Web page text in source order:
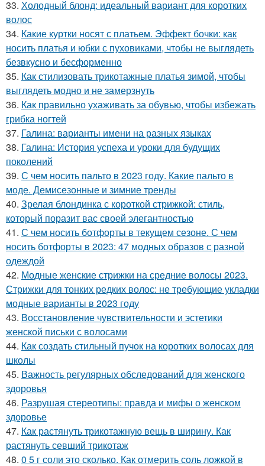
33. Холодный блонд: идеальный вариант для коротких
волос
34. Какие куртки носят с платьем. Эффект бочки: как
носить платья и юбки с пуховиками, чтобы не выглядеть
безвкусно и бесформенно
35. Как стилизовать трикотажные платья зимой, чтобы
выглядеть модно и не замерзнуть
36. Как правильно ухаживать за обувью, чтобы избежать
грибка ногтей
37. Галина: варианты имени на разных языках
38. Галина: История успеха и уроки для будущих
поколений
39. С чем носить пальто в 2023 году. Какие пальто в
моде. Демисезонные и зимние тренды
40. Зрелая блондинка с короткой стрижкой: стиль,
который поразит вас своей элегантностью
41. С чем носить ботфорты в текущем сезоне. С чем
носить ботфорты в 2023: 47 модных образов с разной
одеждой
42. Модные женские стрижки на средние волосы 2023.
Стрижки для тонких редких волос: не требующие укладки
модные варианты в 2023 году
43. Восстановление чувствительности и эстетики
женской письки с волосами
44. Как создать стильный пучок на коротких волосах для
школы
45. Важность регулярных обследований для женского
здоровья
46. Разрушая стереотипы: правда и мифы о женском
здоровье
47. Как растянуть трикотажную вещь в ширину. Как
растянуть севший трикотаж
48. 0 5 г соли это сколько. Как отмерить соль ложкой в